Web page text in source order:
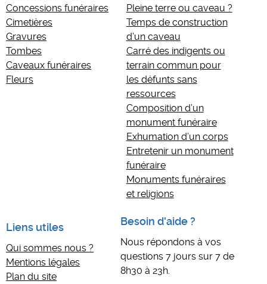
Concessions funéraires
Cimetières
Gravures
Tombes
Caveaux funéraires
Fleurs
Pleine terre ou caveau ?
Temps de construction
d’un caveau
Carré des indigents ou
terrain commun pour
les défunts sans
ressources
Composition d’un
monument funéraire
Exhumation d’un corps
Entretenir un monument
funéraire
Monuments funéraires
et religions
Liens utiles
Qui sommes nous ?
Mentions légales
Plan du site
Besoin d'aide ?
Nous répondons à vos
questions 7 jours sur 7 de
8h30 à 23h.